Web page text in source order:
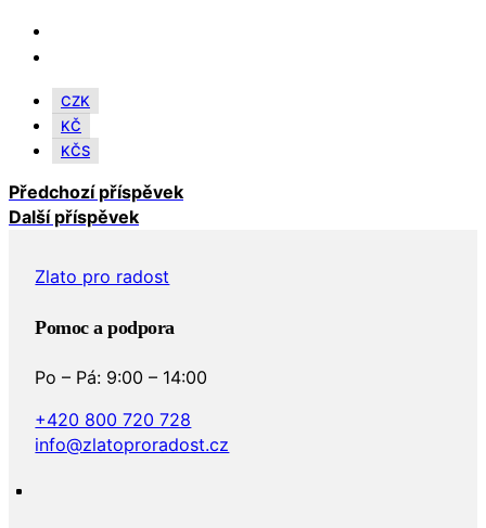
CZK
KČ
KČS
Předchozí příspěvek
Další příspěvek
Zlato pro radost
Pomoc a podpora
Po – Pá: 9:00 – 14:00
+420 800 720 728
info@zlatoproradost.cz